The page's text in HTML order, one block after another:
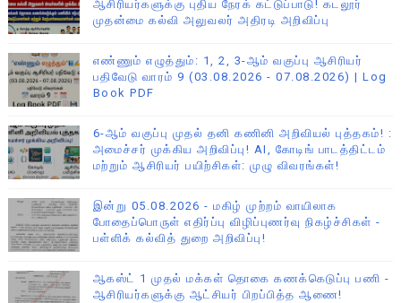
ஆசிரியர்களுக்கு புதிய நேரக் கட்டுப்பாடு! கடலூர்
முதன்மை கல்வி அலுவலர் அதிரடி அறிவிப்பு
எண்ணும் எழுத்தும்: 1, 2, 3-ஆம் வகுப்பு ஆசிரியர்
பதிவேடு வாரம் 9 (03.08.2026 - 07.08.2026) | Log
Book PDF
6-ஆம் வகுப்பு முதல் தனி கணினி அறிவியல் புத்தகம்! :
அமைச்சர் முக்கிய அறிவிப்பு! AI, கோடிங் பாடத்திட்டம்
மற்றும் ஆசிரியர் பயிற்சிகள்: முழு விவரங்கள்!
இன்று 05.08.2026 - மகிழ் முற்றம் வாயிலாக
போதைப்பொருள் எதிர்ப்பு விழிப்புணர்வு நிகழ்ச்சிகள் -
பள்ளிக் கல்வித் துறை அறிவிப்பு!
ஆகஸ்ட் 1 முதல் மக்கள் தொகை கணக்கெடுப்பு பணி -
ஆசிரியர்களுக்கு ஆட்சியர் பிறப்பித்த ஆணை!